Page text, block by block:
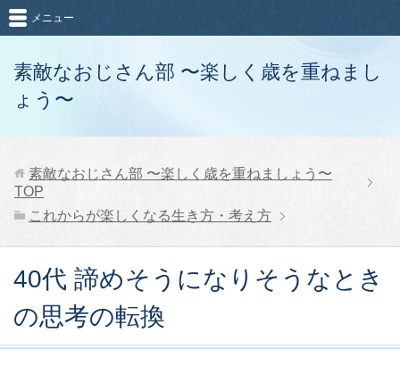
素敵なおじさん部 〜楽しく歳を重ねまし
ょう〜
メニュー
素敵なおじさん部 〜楽しく歳を重ねましょう〜
TOP
これからが楽しくなる生き方・考え方
40代 諦めそうになりそうなとき
の思考の転換